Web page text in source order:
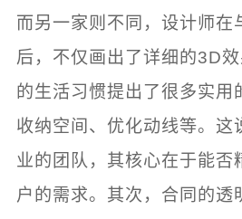
而另一家则不同，设计师在
后，不仅画出了详细的3D效
的生活习惯提出了很多实用
收纳空间、优化动线等。这
业的团队，其核心在于能否
户的需求。其次，合同的透